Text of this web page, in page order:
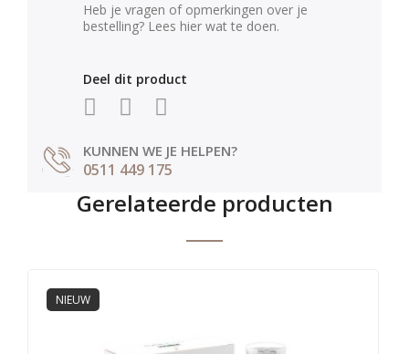
Heb je vragen of opmerkingen over je
bestelling? Lees hier wat te doen.
Deel dit product
KUNNEN WE JE HELPEN?
0511 449 175
Gerelateerde producten
NIEUW